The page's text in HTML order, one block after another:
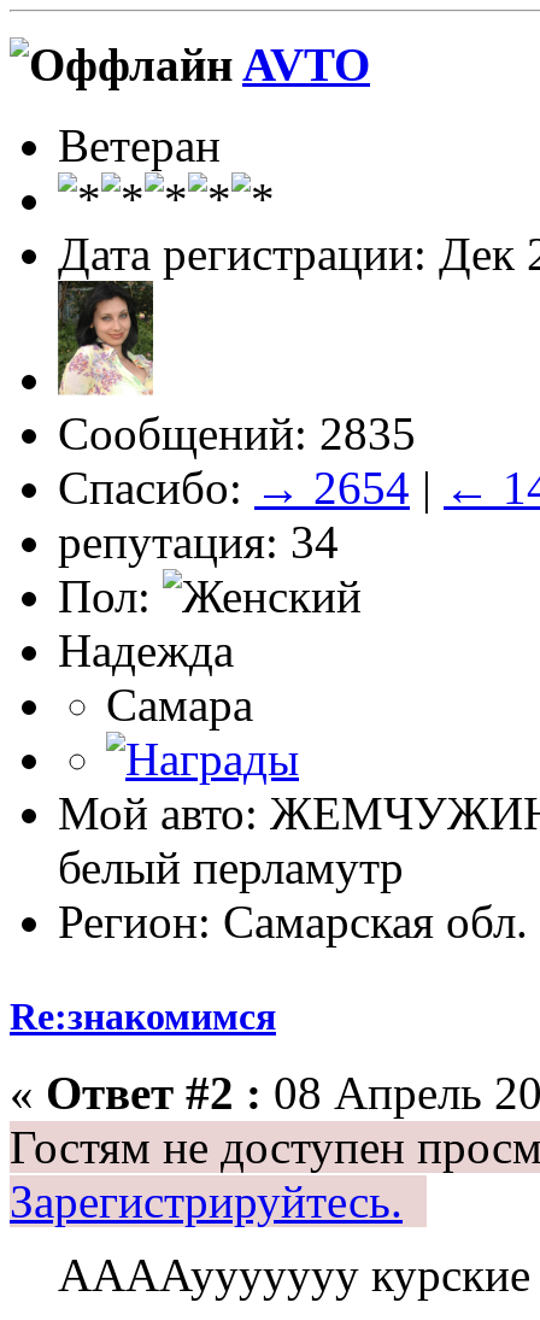
AVTO
Ветеран
Дата регистрации: Дек
Сообщений: 2835
Спасибо: → 2654 | ←
репутация: 34
Пол:
Надежда
Самара
Мой авто:
белый перламутр
Регион: Самарская обл.
Re:знакомимся
« Ответ #2 : 08 Апрель
Гостям не доступен
Зарегистрируйтесь.
ААААууууууу курские